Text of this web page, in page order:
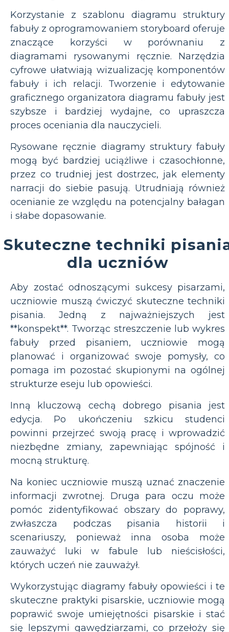
Korzystanie z szablonu diagramu struktury
fabuły z oprogramowaniem storyboard oferuje
znaczące korzyści w porównaniu z
diagramami rysowanymi ręcznie. Narzędzia
cyfrowe ułatwiają wizualizację komponentów
fabuły i ich relacji. Tworzenie i edytowanie
graficznego organizatora diagramu fabuły jest
szybsze i bardziej wydajne, co upraszcza
proces oceniania dla nauczycieli.
Rysowane ręcznie diagramy struktury fabuły
mogą być bardziej uciążliwe i czasochłonne,
przez co trudniej jest dostrzec, jak elementy
narracji do siebie pasują. Utrudniają również
ocenianie ze względu na potencjalny bałagan
i słabe dopasowanie.
Skuteczne techniki
dla uczniów
Aby zostać odnoszącymi sukcesy pisarzami,
uczniowie muszą ćwiczyć skuteczne techniki
pisania. Jedną z najważniejszych jest
**konspekt**. Tworząc streszczenie lub wykres
fabuły przed pisaniem, uczniowie mogą
planować i organizować swoje pomysły, co
pomaga im pozostać skupionymi na ogólnej
strukturze eseju lub opowieści.
Inną kluczową cechą dobrego pisania jest
edycja. Po ukończeniu szkicu studenci
powinni przejrzeć swoją pracę i wprowadzić
niezbędne zmiany, zapewniając spójność i
mocną strukturę.
Na koniec uczniowie muszą uznać znaczenie
informacji zwrotnej. Druga para oczu może
pomóc zidentyfikować obszary do poprawy,
zwłaszcza podczas pisania historii i
scenariuszy, ponieważ inna osoba może
zauważyć luki w fabule lub nieścisłości,
których uczeń nie zauważył.
Wykorzystując diagramy fabuły opowieści i te
skuteczne praktyki pisarskie, uczniowie mogą
poprawić swoje umiejętności pisarskie i stać
się lepszymi gawędziarzami, co przełoży się